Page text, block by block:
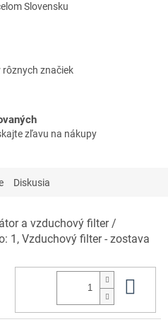
Slovensku
značiek
zľavu na nákupy
Diskusia
a vzduchový filter /
1, Vzduchový filter - zostava